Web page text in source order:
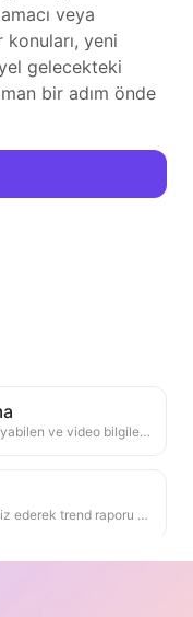
veya
konuları, yeni
gelecekteki
bir adım önde
Hızlı bir şekilde web sayfalarını tarayabilen ve video bilgilerini yapılandırılmış Markdown tablosuna düzenleyebilen verimli bir web video içerik çıkarma aracı.
Mevcut sayfanın liste verilerini analiz ederek trend raporu oluşturun. Popüler kategorileri, hızla yükselen ürün türlerini ve yeni teknolojileri tanımlayın. En son ürün trendlerini ve pazar hareketlerini anlamanıza yardımcı olacak anlık pazar içgörüleri sağlayın.